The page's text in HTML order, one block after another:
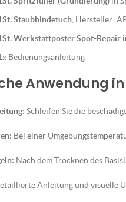
Staubbindetuch , Hersteller:
Werkstattposter Spot-Repair
Bedienungsanleitung
Anwendung
Schleifen Sie die
Bei einer
Nach dem Trocknen des
Anleitung und visuelle